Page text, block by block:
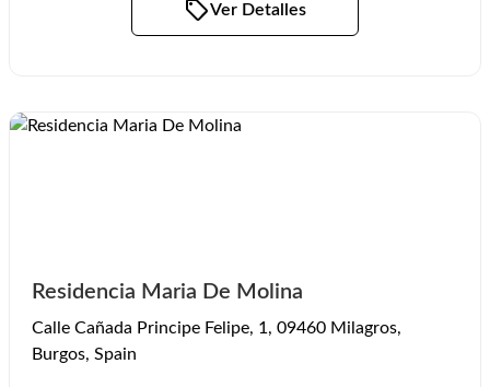
Ver Detalles
Residencia Maria De Molina
Calle Cañada Principe Felipe, 1, 09460 Milagros,
Burgos, Spain